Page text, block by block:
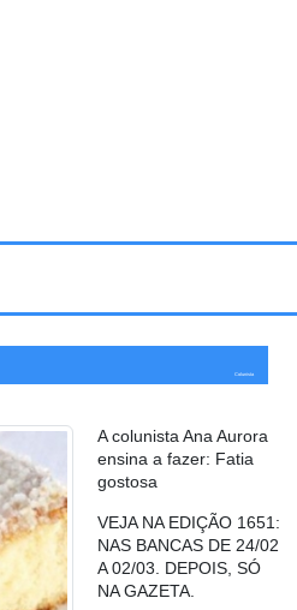
Colunista
A colunista Ana Aurora
ensina a fazer: Fatia
gostosa
VEJA NA EDIÇÃO 1651:
NAS BANCAS DE 24/02
A 02/03. DEPOIS, SÓ
NA GAZETA.